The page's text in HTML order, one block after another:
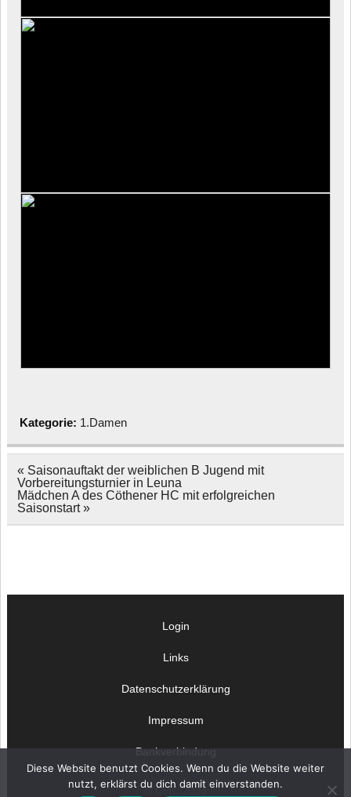
Kategorie: 1.Damen
Beitragsnavigation
« Saisonauftakt der weiblichen B Jugend mit
Vorbereitungsturnier in Leuna
Mädchen A des Cöthener HC mit erfolgreichen
Saisonstart »
Login
Links
Datenschutzerklärung
Impressum
Bankverbindung
© OHC 2024
Diese Website benutzt Cookies. Wenn du die Website weiter
nutzt, erklärst du dich damit einverstanden.